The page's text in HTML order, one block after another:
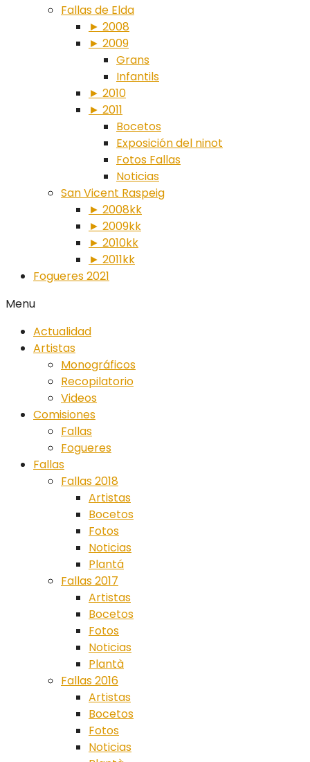
Fallas de Elda
► 2008
► 2009
Grans
Infantils
► 2010
► 2011
Bocetos
Exposición del ninot
Fotos Fallas
Noticias
San Vicent Raspeig
► 2008kk
► 2009kk
► 2010kk
► 2011kk
Fogueres 2021
Menu
Actualidad
Artistas
Monográficos
Recopilatorio
Videos
Comisiones
Fallas
Fogueres
Fallas
Fallas 2018
Artistas
Bocetos
Fotos
Noticias
Plantá
Fallas 2017
Artistas
Bocetos
Fotos
Noticias
Plantà
Fallas 2016
Artistas
Bocetos
Fotos
Noticias